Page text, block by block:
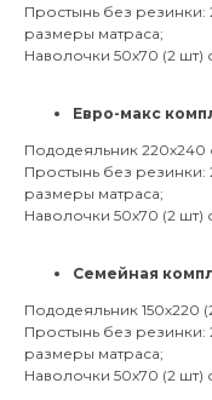
Простынь без
размеры матраса;
Наволочки 50х70 (2 шт)
Евро-макс
Пододеяльник 220х240
Простынь без резинки:
размеры матраса;
Наволочки 50х70 (2 шт)
Семейная
Пододеяльник 150х220
Простынь без
размеры матраса;
Наволочки 50х70 (2 шт)